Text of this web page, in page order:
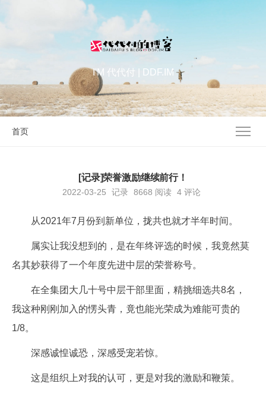
I'M 代代付 | DDF.IM
首页
[记录]荣誉激励继续前行！
2022-03-25 记录 8668 阅读 4 评论
从2021年7月份到新单位，拢共也就才半年时间。
属实让我没想到的，是在年终评选的时候，我竟然莫
名其妙获得了一个年度先进中层的荣誉称号。
在全集团大几十号中层干部里面，精挑细选共8名，
我这种刚刚加入的愣头青，竟也能光荣成为难能可贵的
1/8。
深感诚惶诚恐，深感受宠若惊。
这是组织上对我的认可，更是对我的激励和鞭策。